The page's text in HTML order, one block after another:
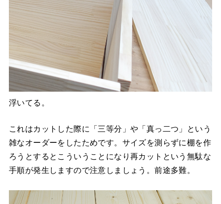
浮いてる。
これはカットした際に「三等分」や「真っ二つ」という
雑なオーダーをしたためです。サイズを測らずに棚を作
ろうとするとこういうことになり再カットという無駄な
手順が発生しますので注意しましょう。前途多難。